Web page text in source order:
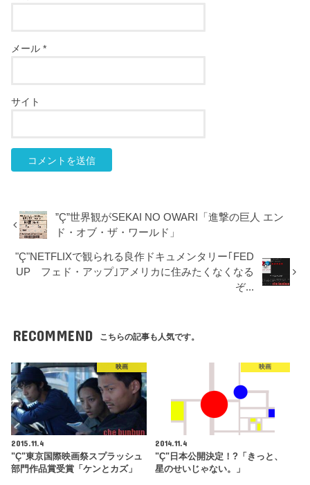
メール*
サイト
”Ç”世界観がSEKAI NO OWARI「進撃の巨人 エン
ド・オブ・ザ・ワールド」
"Ç"NETFLIXで観られる良作ドキュメンタリー｢FED
UP フェド・アップ｣アメリカに住みたくなくなる
ぞ...
RECOMMEND こちらの記事も人気です。
映画
2015.11.4
"Ç"東京国際映画祭スプラッシュ
部門作品賞受賞「ケンとカズ」
映画
2014.11.4
"Ç"日本公開決定！?「きっと、
星のせいじゃない。」